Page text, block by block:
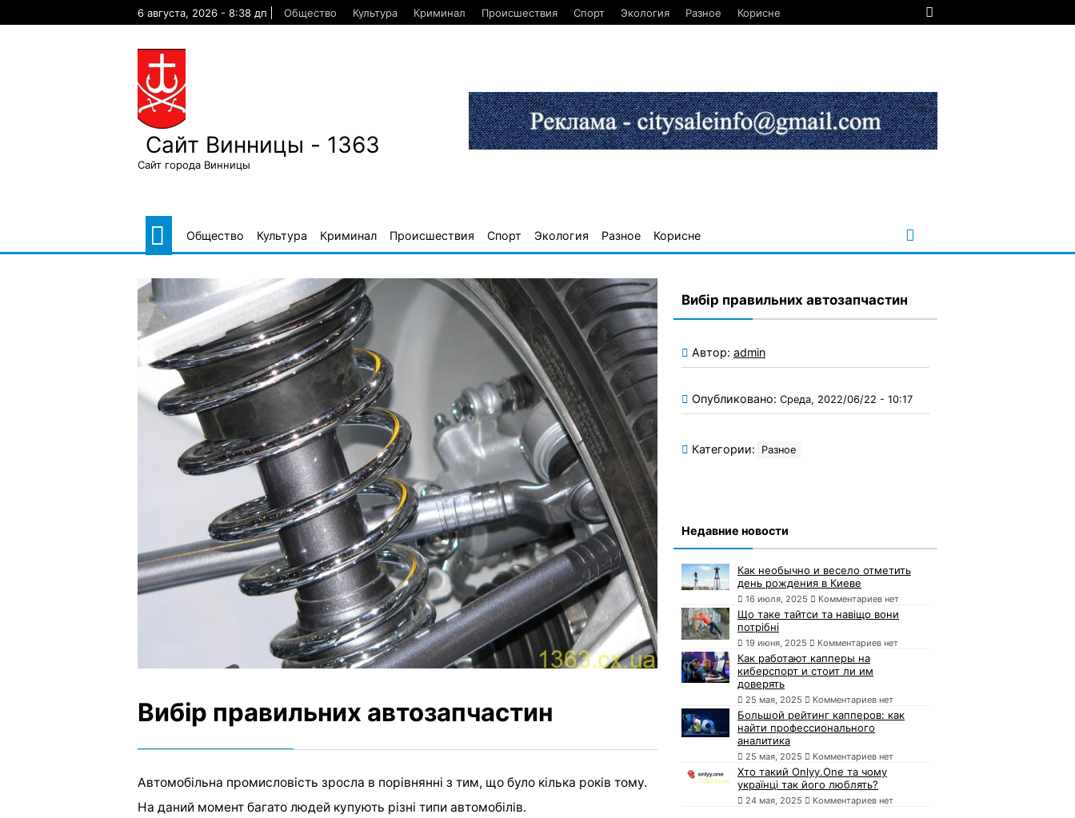
6 августа, 2026 - 8:38 дп Общество Культура Криминал Происшествия Спорт Экология Разное Корисне
Сайт Винницы - 1363
Сайт города Винницы
Общество Культура Криминал Происшествия Спорт Экология Разное Корисне
Вибір правильних автозапчастин
Автомобільна промисловість зросла в порівнянні з тим, що було кілька років тому.
На даний момент багато людей купують різні типи автомобілів.
Вибір правильних автозапчастин
Автор: admin
Опубликовано: Среда, 2022/06/22 - 10:17
Категории: Разное
Недавние новости
Как необычно и весело отметить
день рождения в Киеве
16 июля, 2025 Комментариев нет
Що таке тайтси та навіщо вони
потрібні
19 июня, 2025 Комментариев нет
Как работают капперы на
киберспорт и стоит ли им
доверять
25 мая, 2025 Комментариев нет
Большой рейтинг капперов: как
найти профессионального
аналитика
25 мая, 2025 Комментариев нет
Хто такий Onlyy.One та чому
українці так його люблять?
24 мая, 2025 Комментариев нет